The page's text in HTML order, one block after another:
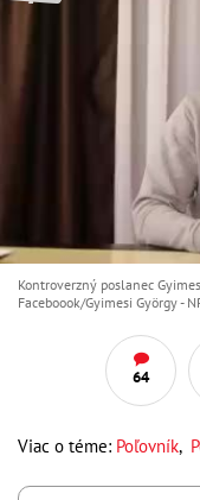
Kontroverzný poslanec
Faceboook/Gyimesi György -
64
Viac o téme: Poľovník,